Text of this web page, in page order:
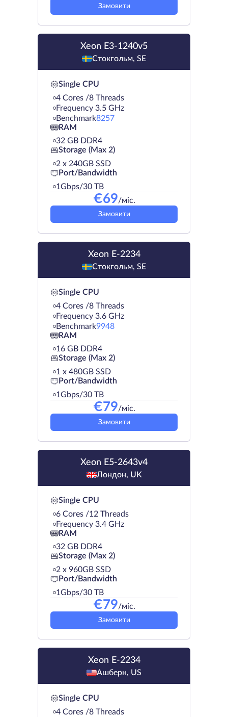
Замовити
Xeon E3-1240v5
Стокгольм, SE
Single CPU
4 Cores /8 Threads
Frequency 3.5 GHz
Benchmark8257
RAM
32 GB DDR4
Storage (Max 2)
2 х 240GB SSD
Port/Bandwidth
1Gbps/30 TB
€69/міс.
Замовити
Xeon E-2234
Стокгольм, SE
Single CPU
4 Cores /8 Threads
Frequency 3.6 GHz
Benchmark9948
RAM
16 GB DDR4
Storage (Max 2)
1 х 480GB SSD
Port/Bandwidth
1Gbps/30 TB
€79/міс.
Замовити
Xeon E5-2643v4
Лондон, UK
Single CPU
6 Cores /12 Threads
Frequency 3.4 GHz
RAM
32 GB DDR4
Storage (Max 2)
2 х 960GB SSD
Port/Bandwidth
1Gbps/30 TB
€79/міс.
Замовити
Xeon E-2234
Ашберн, US
Single CPU
4 Cores /8 Threads